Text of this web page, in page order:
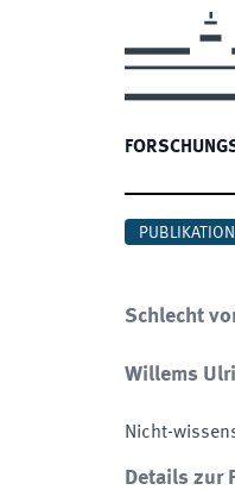
Schlecht
Willems
Nicht-
Details zur